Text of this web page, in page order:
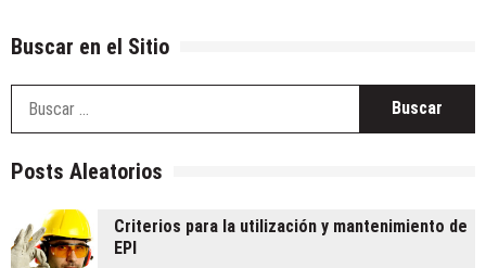
Buscar en el Sitio
Posts Aleatorios
Criterios para la utilización y mantenimiento de
EPI